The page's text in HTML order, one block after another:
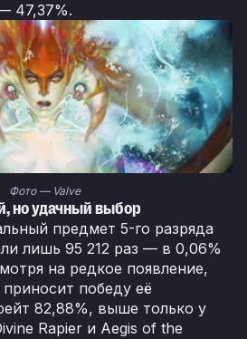
47,37%.
Фото — Valve
но удачный выбор
предмет 5-го разряда
лишь 95 212 раз — в 0,06%
на редкое появление,
победу её
82,88%, выше только у
Rapier и Aegis of the